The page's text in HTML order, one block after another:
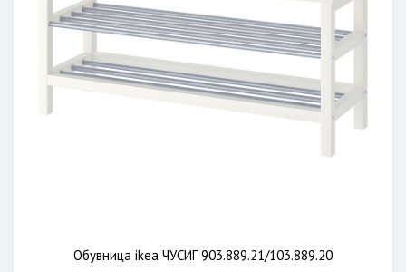
Обувница ikea ЧУСИГ 903.889.21/103.889.20